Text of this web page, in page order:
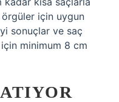
örgüler için uygun
sonuçlar ve saç
minimum 8 cm